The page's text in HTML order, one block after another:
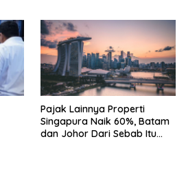
Pajak Lainnya Properti
Singapura Naik 60%, Batam
dan Johor Dari Sebab Itu